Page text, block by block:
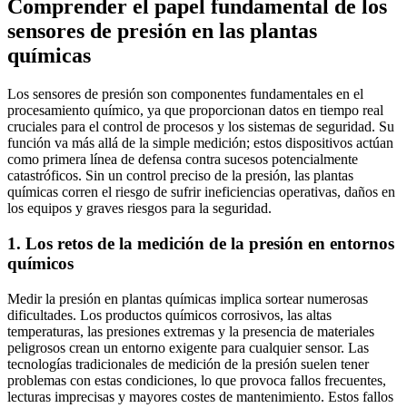
Comprender el papel fundamental de los
sensores de presión en las plantas
químicas
Los sensores de presión son componentes fundamentales en el
procesamiento químico, ya que proporcionan datos en tiempo real
cruciales para el control de procesos y los sistemas de seguridad. Su
función va más allá de la simple medición; estos dispositivos actúan
como primera línea de defensa contra sucesos potencialmente
catastróficos. Sin un control preciso de la presión, las plantas
químicas corren el riesgo de sufrir ineficiencias operativas, daños en
los equipos y graves riesgos para la seguridad.
1. Los retos de la medición de la presión en entornos
químicos
Medir la presión en plantas químicas implica sortear numerosas
dificultades. Los productos químicos corrosivos, las altas
temperaturas, las presiones extremas y la presencia de materiales
peligrosos crean un entorno exigente para cualquier sensor. Las
tecnologías tradicionales de medición de la presión suelen tener
problemas con estas condiciones, lo que provoca fallos frecuentes,
lecturas imprecisas y mayores costes de mantenimiento. Estos fallos